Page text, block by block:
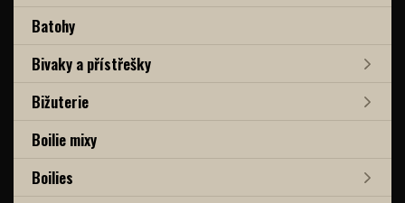
Batohy
Bivaky a přístřešky
Bižuterie
Boilie mixy
Boilies